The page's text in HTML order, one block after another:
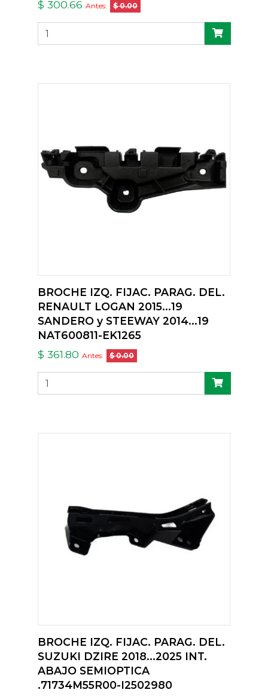
$ 300.66 Antes: $ 0.00
BROCHE IZQ. FIJAC. PARAG. DEL.
RENAULT LOGAN 2015...19
SANDERO y STEEWAY 2014...19
NAT600811-EK1265
$ 361.80 Antes: $ 0.00
BROCHE IZQ. FIJAC. PARAG. DEL.
SUZUKI DZIRE 2018...2025 INT.
ABAJO SEMIOPTICA
.71734M55R00-I2502980